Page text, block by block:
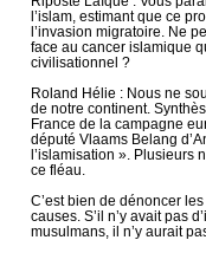
l’islam, estimant que ce
l’invasion migratoire. Ne
face au cancer islamique
civilisationnel ?
Roland Hélie : Nous ne
de notre continent.
France de la campagne
député Vlaams Belang
l’islamisation ». Plusieurs
ce fléau.
C’est bien de dénoncer
causes. S’il n’y avait pas
musulmans, il n’y aurait